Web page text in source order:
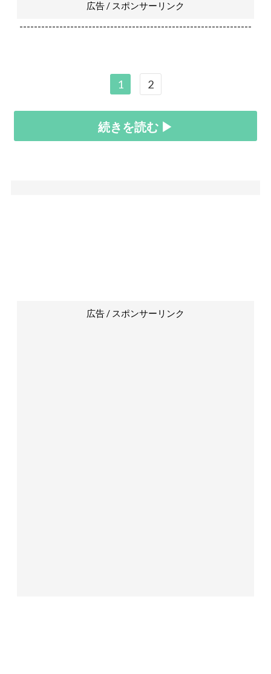
広告 / スポンサーリンク
----------------------------------------------------------------
1 2
続きを読む ▶
広告 / スポンサーリンク